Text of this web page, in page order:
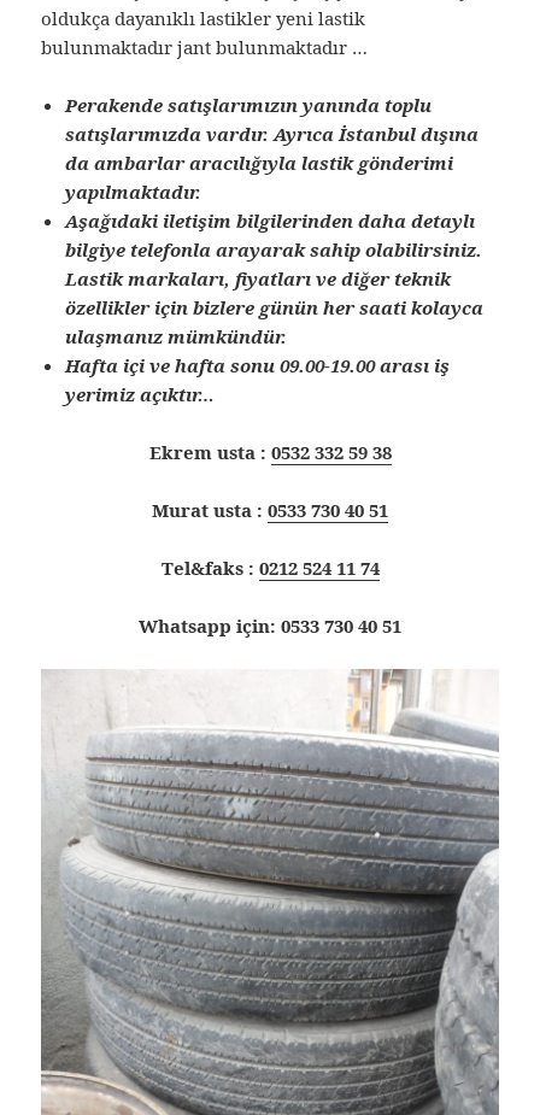
oldukça dayanıklı lastikler yeni lastik
bulunmaktadır jant bulunmaktadır …
Perakende satışlarımızın yanında toplu
satışlarımızda vardır. Ayrıca İstanbul dışına
da ambarlar aracılığıyla lastik gönderimi
yapılmaktadır.
Aşağıdaki iletişim bilgilerinden daha detaylı
bilgiye telefonla arayarak sahip olabilirsiniz.
Lastik markaları, fiyatları ve diğer teknik
özellikler için bizlere günün her saati kolayca
ulaşmanız mümkündür.
Hafta içi ve hafta sonu 09.00-19.00 arası iş
yerimiz açıktır…
Ekrem usta : 0532 332 59 38
Murat usta : 0533 730 40 51
Tel&faks : 0212 524 11 74
Whatsapp için: 0533 730 40 51